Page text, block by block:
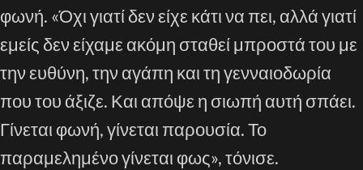
φωνή. «Όχι γιατί δεν είχε κάτι να πει, αλλά γιατί
εμείς δεν είχαμε ακόμη σταθεί μπροστά του με
την ευθύνη, την αγάπη και τη γενναιοδωρία
που του άξιζε. Και απόψε η σιωπή αυτή σπάει.
Γίνεται φωνή, γίνεται παρουσία. Το
παραμελημένο γίνεται φως», τόνισε.